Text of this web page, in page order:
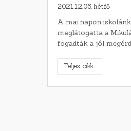
2021.12.06. hétfő
A mai napon
meglátogatta a
fogadták a jól
Teljes cikk...